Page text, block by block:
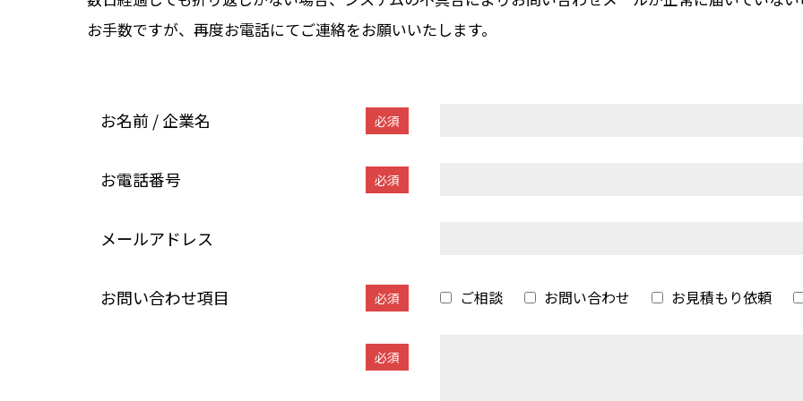
お手数ですが、再度お電話にてご連絡をお願いいたします。
お名前 / 企業名 必須
お電話番号 必須
メールアドレス
お問い合わせ項目 必須 ご相談 お問い合わせ お見積もり依頼
必須